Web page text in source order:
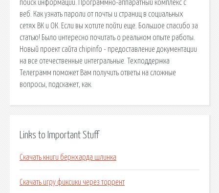
поиск информации. Программно-аппаратный комплекс с
веб. Как узнать пароли от почты и страниц в социальных
сетях ВК и ОК. Если вы хотите пойти еще. Большое спасибо за
статью! Было интересно почитать о реальном опыте работы.
Новый проект сайта chipinfo - предоставление документации
на все отечественные интегральные. Техподдержка
Телеграмм поможет Вам получить ответы на сложные
вопросы, подскажет, как.
Links to Important Stuff
Скачать книги бернхарда шлинка
Скачать игру фиксики через торрент